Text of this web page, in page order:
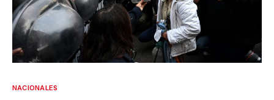
NACIONALES